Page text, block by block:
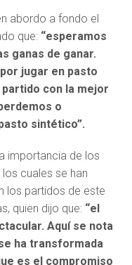
abordo a fondo el
que: “esperamos
ganas de ganar.
jugar en pasto
con la mejor
o
sintético”.
importancia de los
los cuales se han
los partidos de este
quien dijo que: “el
Aquí se nota
ha transformada
es el compromiso